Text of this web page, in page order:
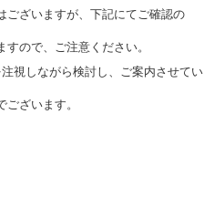
ございますが、下記にてご確認の
ので、ご注意ください。
視しながら検討し、ご案内させてい
ざいます。